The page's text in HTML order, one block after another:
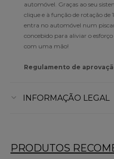
automóvel. Graças ao seu
clique e à função de rotação de
entra no automóvel num
concebido para aliviar o
com uma mão!
Regulamento de
INFORMAÇÃO LEGAL
PRODUTOS